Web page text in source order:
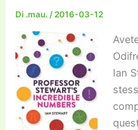
Di .mau./2016-03-12
Ian